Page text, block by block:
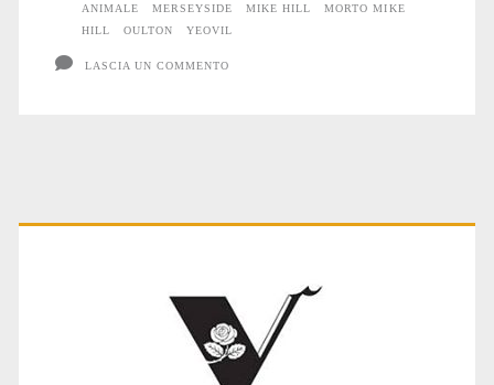
ANIMALE
MERSEYSIDE MIKE HILL
MORTO MIKE
HILL
OULTON YEOVIL
LASCIA UN COMMENTO
Primary